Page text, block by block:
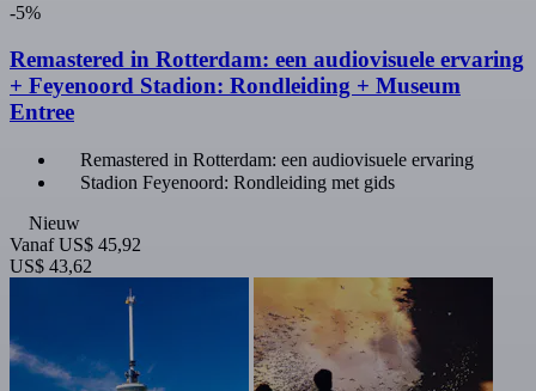
-5%
Remastered in Rotterdam: een audiovisuele ervaring
+ Feyenoord Stadion: Rondleiding + Museum
Entree
Remastered in Rotterdam: een audiovisuele ervaring
Stadion Feyenoord: Rondleiding met gids
Nieuw
Vanaf US$ 45,92
US$ 43,62